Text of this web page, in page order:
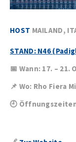
HOST MAILAND,
STAND: N46
📅 Wann: 17. – 21.
📌 Wo: Rho Fiera
🕘